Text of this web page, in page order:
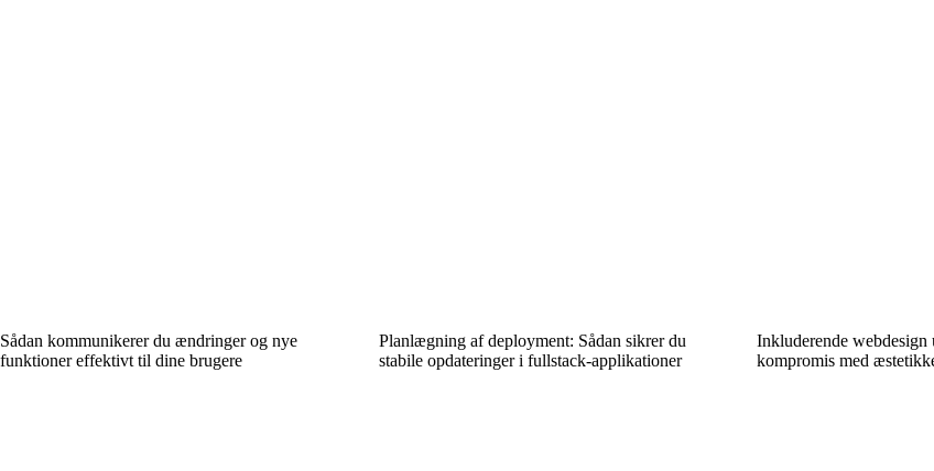
Sådan kommunikerer du ændringer og nye
funktioner effektivt til dine brugere
Planlægning af deployment: Sådan sikrer du
stabile opdateringer i fullstack-applikationer
Inkluderende webdesign
kompromis med